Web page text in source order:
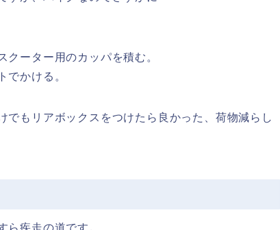
クーター用のカッパを積む。
でかける。
でもリアボックスをつけたら良かった、荷物減らし
疾走の道です。